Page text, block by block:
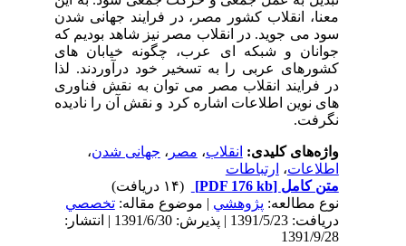
معنا، انقلاب کشور مصر، در فرایند جهانی شدن
سود می جوید. در انقلاب مصر نیز شاهد بودیم که
جوانان و شبکه ای عرب، چگونه خیابان های
کشورهای عربی را به تسخیر خود درآوردند. لذا
در فرایند انقلاب مصر می توان به نقش فناوری
های نوین اطلاعات اشاره کرد و نقش آن را نادیده
نگرفت.
واژه‌های کلیدی:انقلاب،مصر، جهانی شدن،
اطلاعات،ارتباطات
متن کامل[PDF 176 kb]
نوع مطالعه:پژوهشي| موضوع مقاله:تخصصي
دریافت: 1391/5/23 | پذیرش: 1391/6/30 | انتشار:
1391/9/28